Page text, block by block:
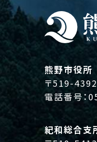
熊野市役所
〒519-4392
電話番号：
紀和総合支